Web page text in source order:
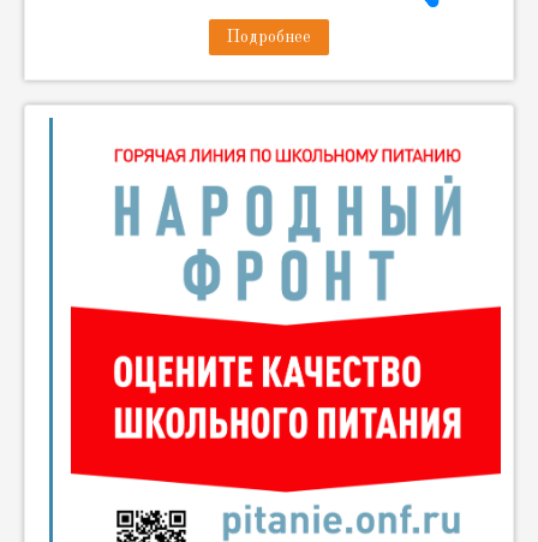
Подробнее